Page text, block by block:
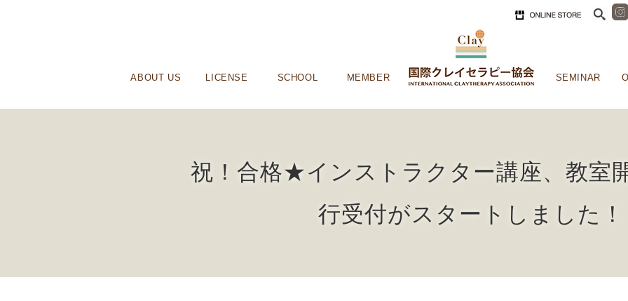
ABOUT US LICENSE SCHOOL MEMBER SEMINAR
祝！合格★インストラクター講座、教室
行受付がスタートしました！